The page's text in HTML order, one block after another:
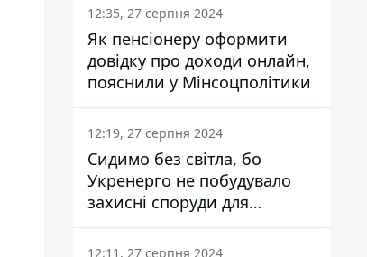
12:35, 27 серпня 2024
Як пенсіонеру оформити
довідку про доходи онлайн,
пояснили у Мінсоцполітики
12:19, 27 серпня 2024
Сидимо без світла, бо
Укренерго не побудувало
захисні споруди для
енергетики - нардеп
Кучеренко
12:11, 27 серпня 2024